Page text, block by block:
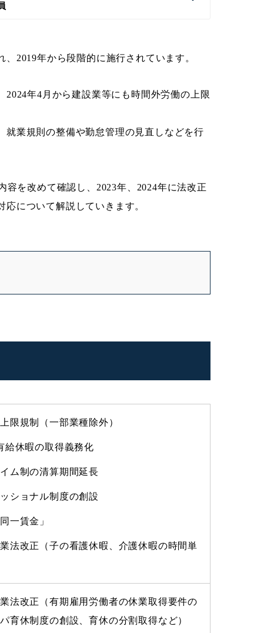
2019年から段階的に施行されています。
2024年4月から建設業等にも時間外労働の上限
就業規則の整備や勤怠管理の見直しなどを行
を改めて確認し、2023年、2024年に法改正
について解説していきます。
限規制（一部業種除外）
給休暇の取得義務化
ム制の清算期間延長
ショナル制度の創設
一賃金」
法改正（子の看護休暇、介護休暇の時間単
法改正（有期雇用労働者の休業取得要件の
育休制度の創設、育休の分割取得など）